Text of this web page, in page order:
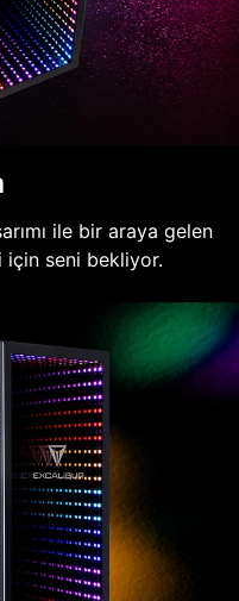
ile bir araya gelen
için seni bekliyor.